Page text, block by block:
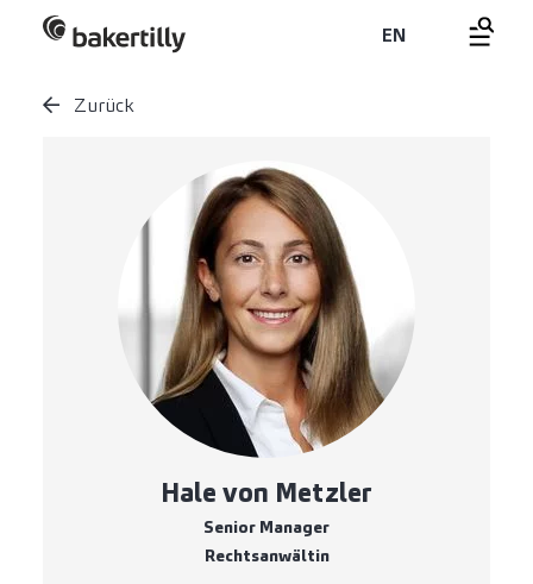
EN
Zurück
Hale von Metzler
Senior Manager
Rechtsanwältin